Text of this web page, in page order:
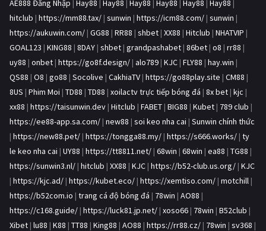
AE888 Đăng Nhập | Hay88 | Hay88 | Hay88 | Hay88 | Hay88 | Hay88 |
hitclub | https://mm88.tax/ | sunwin | https://icm88.com/ | sunwin |
https://aukuwin.com/ | GG88 | RR88 | shbet | XX88 | Hitclub | NHATVIP |
GOAL123 | KING88 | 8DAY | shbet | grandpashabet | 86bet | o8 | rr88 |
uy88 | onbet | https://go8f.design/ | alo789 | KJC | FLY88 | hay.win |
QS88 | O8 | go88 | Socolive | CakhiaTV | https://go88play.site | CM88 |
8US | Phim Moi | TD88 | TD88 | xoilactv trực tiếp bóng đá | 8x bet | kjc |
xx88 | https://taisunwin.dev | Hitclub | FABET | BIG88 | Kubet | 789 club |
https://ee88-app.sa.com/ | new88 | soi keo nha cai | Sunwin chính thức
| https://new88.pet/ | https://tongga88.my/ | https://s666.works/ | ty
le keo nha cai | UY88 | https://tt8811.net/ | 68win | 68win | ea88 | TG88 |
https://sunwin3.nl/ | hitclub | XX88 | KJC | https://b52-club.us.org/ | KJC
| https://kjc.ad/ | https://kubet.eco/ | https://xemtiso.com/ | motchill |
https://b52com.io | trang cá độ bóng đá | 78win | AO88 |
https://c168.guide/ | https://luck81.jp.net/ | xoso66 | 78win | B52club |
Xibet | lu88 | K88 | TT88 | King88 | AO88 | https://rr88.cz/ | 78win | sv368 |